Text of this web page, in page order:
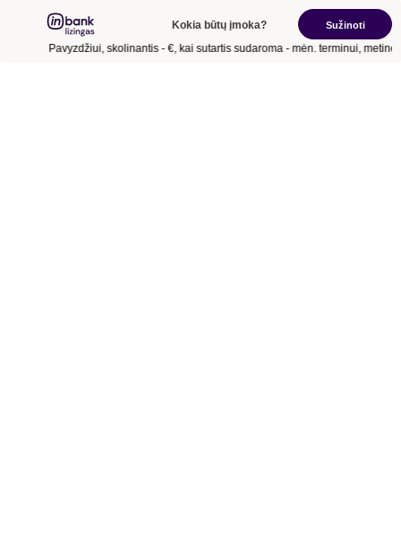
Sužinoti
Kokia būtų įmoka?
Pavyzdžiui, skolinantis- €, kai sutartis sudaroma- mėn.terminui, metinė